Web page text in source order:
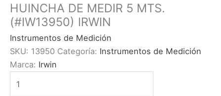
HUINCHA DE MEDIR 5 MTS.
(#IW13950) IRWIN
Instrumentos de Medición
SKU: 13950 Categoría: Instrumentos de Medición
Marca: Irwin
DE